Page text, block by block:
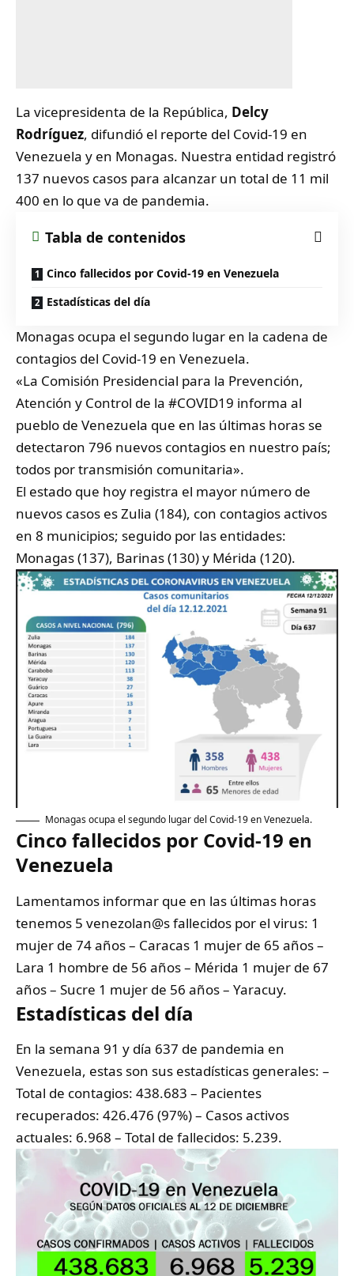
La vicepresidenta de la República, Delcy
Rodríguez, difundió el reporte del Covid-19 en
Venezuela y en Monagas. Nuestra entidad registró
137 nuevos casos para alcanzar un total de 11 mil
400 en lo que va de pandemia.
Tabla de contenidos
Cinco fallecidos por Covid-19 en Venezuela
Estadísticas del día
Monagas ocupa el segundo lugar en la cadena de
contagios del Covid-19 en Venezuela.
«La Comisión Presidencial para la Prevención,
Atención y Control de la #COVID19 informa al
pueblo de Venezuela que en las últimas horas se
detectaron 796 nuevos contagios en nuestro país;
todos por transmisión comunitaria».
El estado que hoy registra el mayor número de
nuevos casos es Zulia (184), con contagios activos
en 8 municipios; seguido por las entidades:
Monagas (137), Barinas (130) y Mérida (120).
Monagas ocupa el segundo lugar del Covid-19 en Venezuela.
Cinco fallecidos por Covid-19 en
Venezuela
Lamentamos informar que en las últimas horas
tenemos 5 venezolan@s fallecidos por el virus: 1
mujer de 74 años – Caracas 1 mujer de 65 años –
Lara 1 hombre de 56 años – Mérida 1 mujer de 67
años – Sucre 1 mujer de 56 años – Yaracuy.
Estadísticas del día
En la semana 91 y día 637 de pandemia en
Venezuela, estas son sus estadísticas generales: –
Total de contagios: 438.683 – Pacientes
recuperados: 426.476 (97%) – Casos activos
actuales: 6.968 – Total de fallecidos: 5.239.